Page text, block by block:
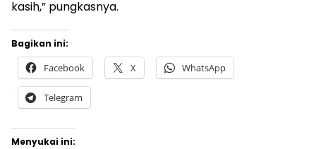
kasih,” pungkasnya.
Bagikan ini:
Facebook X WhatsApp
Telegram
Menyukai ini: